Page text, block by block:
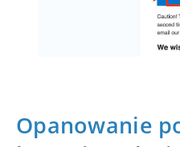
Opanowanie